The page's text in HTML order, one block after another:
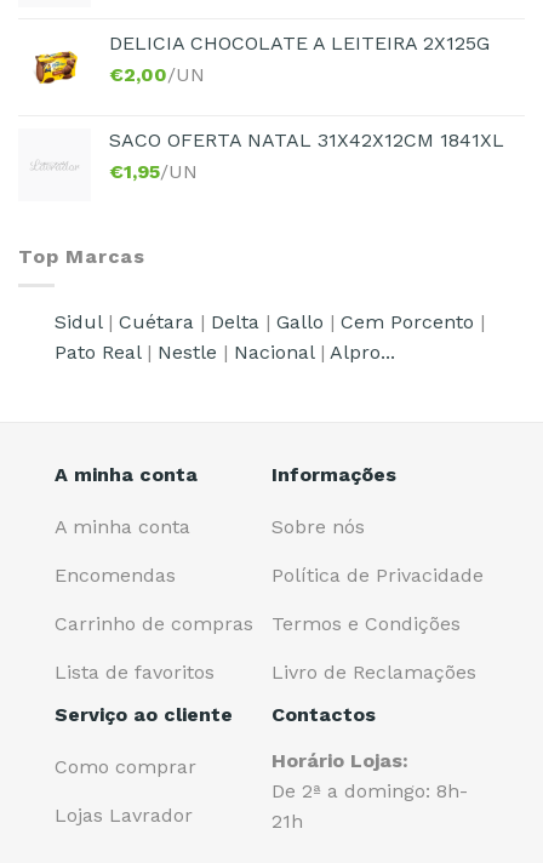
DELICIA CHOCOLATE A LEITEIRA 2X125G
€2,00/UN
SACO OFERTA NATAL 31X42X12CM 1841XL
€1,95/UN
Top Marcas
Sidul| Cuétara | Delta | Gallo | Cem Porcento |
Pato Real| Nestle | Nacional| Alpro...
A minha conta
A minha conta
Encomendas
Carrinho de compras
Lista de favoritos
Informações
Sobre nós
Política de Privacidade
Termos e Condições
Livro de Reclamações
Serviço ao cliente
Como comprar
Lojas Lavrador
Contactos
Horário Lojas:
De 2ª a domingo: 8h-
21h